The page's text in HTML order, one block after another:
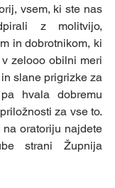
vsem, ki ste nas
z molitvijo,
in dobrotnikom, ki
zelooo obilni meri
slane prigrizke za
hvala dobremu
za vse to.
oratoriju najdete
strani Župnija